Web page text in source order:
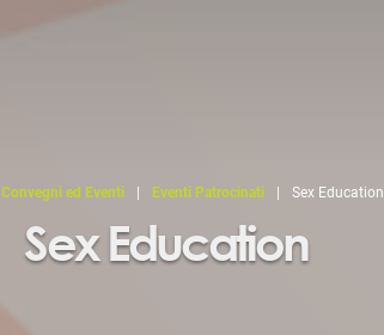
Convegni ed Eventi Eventi Patrocinati Sex Education
Sex Education